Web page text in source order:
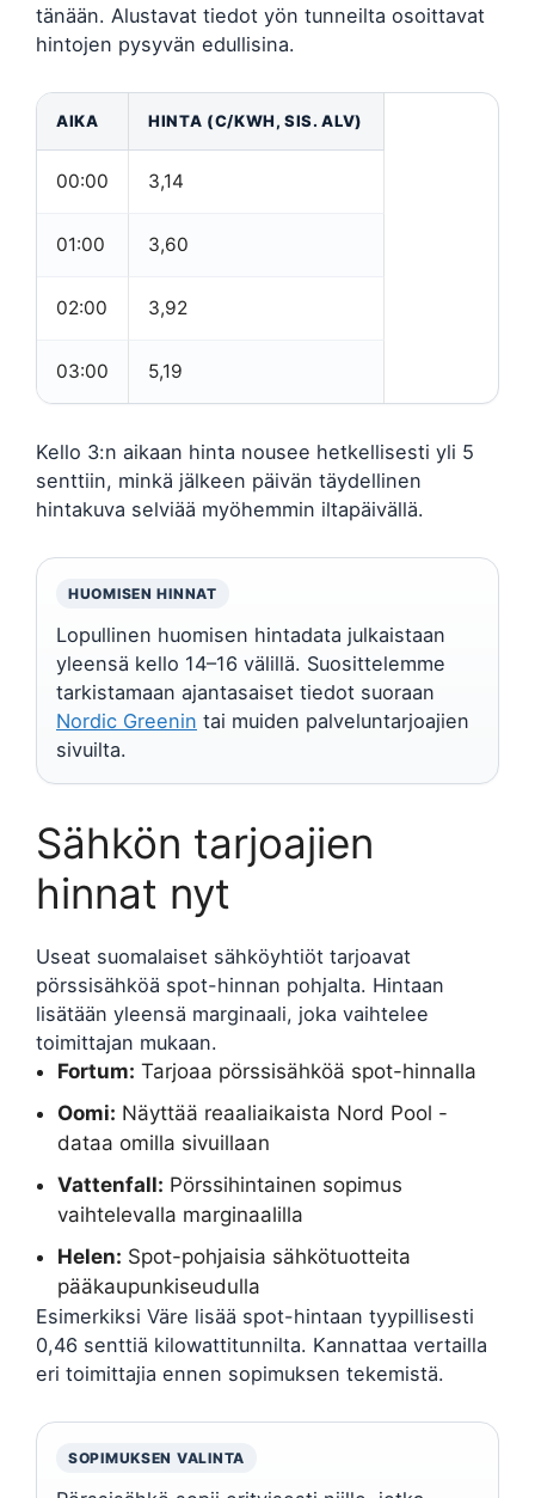
tänään. Alustavat tiedot yön tunneilta osoittavat
hintojen pysyvän edullisina.
AIKA HINTA (C/KWH, SIS. ALV)
00:00 3,14
01:00 3,60
02:00 3,92
03:00 5,19
Kello 3:n aikaan hinta nousee hetkellisesti yli 5
senttiin, minkä jälkeen päivän täydellinen
hintakuva selviää myöhemmin iltapäivällä.
HUOMISEN HINNAT
Lopullinen huomisen hintadata julkaistaan
yleensä kello 14–16 välillä. Suosittelemme
tarkistamaan ajantasaiset tiedot suoraan
Nordic Greenin tai muiden palveluntarjoajien
sivuilta.
Sähkön tarjoajien
hinnat nyt
Useat suomalaiset sähköyhtiöt tarjoavat
pörssisähköä spot-hinnan pohjalta. Hintaan
lisätään yleensä marginaali, joka vaihtelee
toimittajan mukaan.
Fortum: Tarjoaa pörssisähköä spot-hinnalla
Oomi: Näyttää reaaliaikaista Nord Pool -
dataa omilla sivuillaan
Vattenfall: Pörssihintainen sopimus
vaihtelevalla marginaalilla
Helen: Spot-pohjaisia sähkötuotteita
pääkaupunkiseudulla
Esimerkiksi Väre lisää spot-hintaan tyypillisesti
0,46 senttiä kilowattitunnilta. Kannattaa vertailla
eri toimittajia ennen sopimuksen tekemistä.
SOPIMUKSEN VALINTA